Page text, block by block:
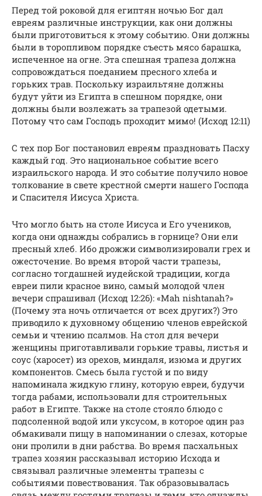
Перед той роковой для египтян ночью Бог дал
евреям различные инструкции, как они должны
были приготовиться к этому событию. Они должны
были в торопливом порядке съесть мясо барашка,
испеченное на огне. Эта спешная трапеза должна
сопровождаться поеданием пресного хлеба и
горьких трав. Поскольку израильтяне должны
будут уйти из Египта в спешном порядке, они
должны были возлежать за трапезой одетыми.
Потому что сам Господь проходит мимо! (Исход 12:11)
С тех пор Бог постановил евреям праздновать Пасху
каждый год. Это национальное событие всего
израильского народа. И это событие получило новое
толкование в свете крестной смерти нашего Господа
и Спасителя Иисуса Христа.
Что могло быть на столе Иисуса и Его учеников,
когда они однажды собрались в горнице? Они ели
пресный хлеб. Ибо дрожжи символизировали грех и
ожесточение. Во время второй части трапезы,
согласно тогдашней иудейской традиции, когда
евреи пили красное вино, самый молодой член
вечери спрашивал (Исход 12:26): «Mah nishtanah?»
(Почему эта ночь отличается от всех других?) Это
приводило к духовному общению членов еврейской
семьи и чтению псалмов. На стол для вечери
женщины приготавливали горькие травы, листья и
соус (харосет) из орехов, миндаля, изюма и других
компонентов. Смесь была густой и по виду
напоминала жидкую глину, которую евреи, будучи
тогда рабами, использовали для строительных
работ в Египте. Также на столе стояло блюдо с
подсоленной водой или уксусом, в которое один раз
обмакивали пищу в напоминании о слезах, которые
они пролили в дни рабства. Во время пасхальных
трапез хозяин рассказывал историю Исхода и
связывал различные элементы трапезы с
событиями повествования. Так образовывалась